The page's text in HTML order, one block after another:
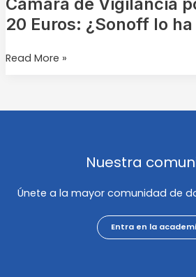
20 Euros: ¿Sonoff lo
Read More »
Nuestra
Únete a la mayor comunidad de
Entra en la